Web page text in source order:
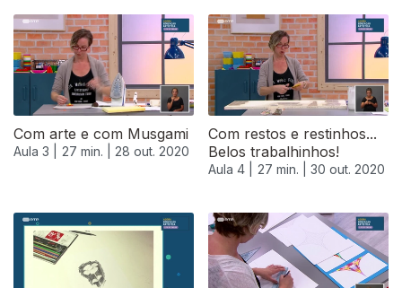
Com arte e com Musgami
Aula 3 | 27 min. | 28 out. 2020
Com restos e restinhos...
Belos trabalhinhos!
Aula 4 | 27 min. | 30 out. 2020